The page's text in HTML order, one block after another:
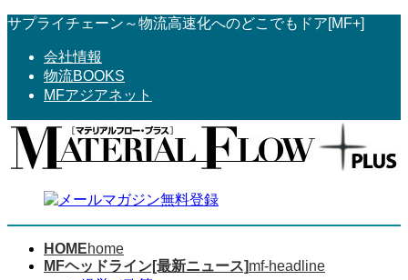
コ
へ
ス
ナ
ョ
ン
サプライチェーン～物流高速化へのどこでもドア[MF+]
会社情報
物流BOOKS
MFアジアネット
HOMEhome
MFヘッドライン[最新ニュース]mf-headline